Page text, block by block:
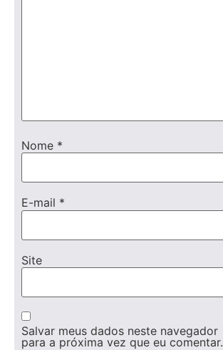
Nome *
E-mail *
Site
Salvar meus dados neste navegador
para a próxima vez que eu comentar.